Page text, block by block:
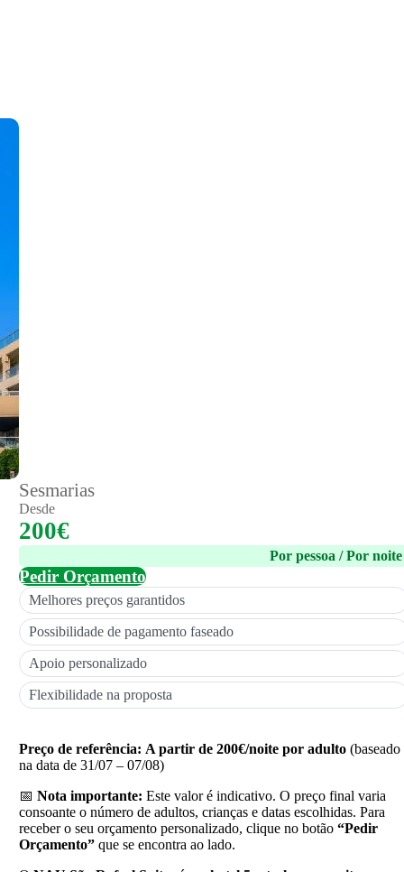
Sesmarias
Desde
200€
Por pessoa / Por noite
Pedir Orçamento
Melhores preços garantidos
Possibilidade de pagamento faseado
Apoio personalizado
Flexibilidade na proposta
Preço de referência: A partir de 200€/noite por adulto(baseado
na data de 31/07 – 07/08)
📅 Nota importante: Este valor é indicativo. O preço final varia
consoante o número de adultos, crianças e datas escolhidas. Para
receber o seu orçamento personalizado, clique no botão “Pedir
Orçamento”que se encontra ao lado.